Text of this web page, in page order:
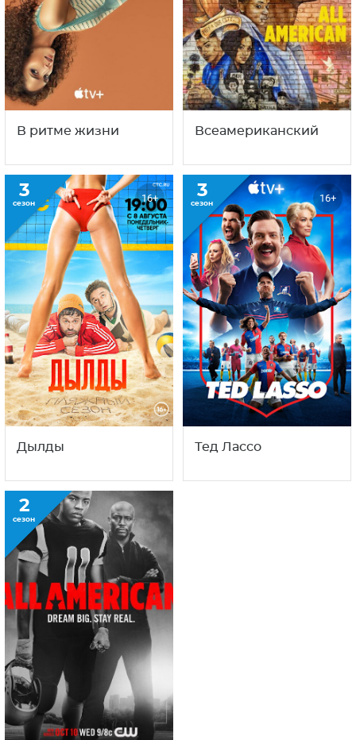
В ритме жизни Всеамериканский
3
сезон 16+
Дылды
3
сезон 16+
Тед Лассо
2
сезон